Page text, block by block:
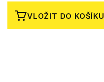
VLOŽIT DO KOŠÍKU